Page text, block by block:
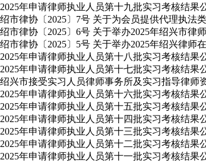
2025年申请律师执业人员第十九批实习考核结果
绍市律协〔2025〕7号 关于为会员提供代理执法
绍市律协〔2025〕6号 关于举办2025年绍兴市律
绍市律协〔2025〕5号 关于举办2025年绍兴律师
2025年申请律师执业人员第十八批实习考核结果
2025年申请律师执业人员第十七批实习考核结果
绍兴市接受实习人员律师事务所及实习指导律师
2025年申请律师执业人员第十六批实习考核结果
2025年申请律师执业人员第十五批实习考核结果
2025年申请律师执业人员第十四批实习考核结果
2025年申请律师执业人员第十三批实习考核结果
2025年申请律师执业人员第十二批实习考核结果
2025年申请律师执业人员第十一批实习考核结果